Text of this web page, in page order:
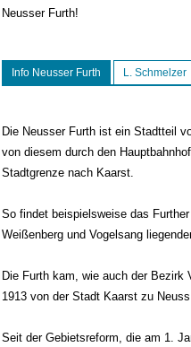
Neusser Furth!
Info Neusser Furth L. Schmelzer
Die Neusser Furth ist ein Stadtteil
von diesem durch den
Stadtgrenze nach Kaarst.
So findet beispielsweise das
Weißenberg und Vogelsang
Die Furth kam, wie auch der Bezirk
1913 von der Stadt Kaarst zu
Seit der Gebietsreform, die am 1.